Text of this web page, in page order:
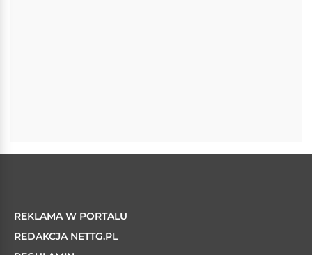
REKLAMA W PORTALU
REDAKCJA NETTG.PL